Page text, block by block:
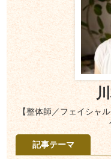
【整体師／フェイシャ
記事テーマ